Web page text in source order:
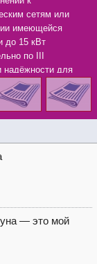
сетям или
имеющейся
до 15 кВт
по III
надёжности для
— это мой